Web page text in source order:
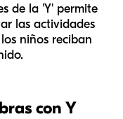
de la 'Y' permite
las actividades
niños reciban
con Y